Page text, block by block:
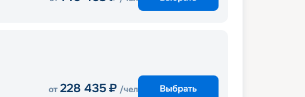
от 228 435 ₽ /чел Выбрать